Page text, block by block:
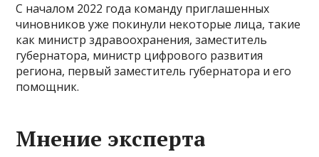
С началом 2022 года команду приглашенных
чиновников уже покинули некоторые лица, такие
как министр здравоохранения, заместитель
губернатора, министр цифрового развития
региона, первый заместитель губернатора и его
помощник.
Мнение эксперта